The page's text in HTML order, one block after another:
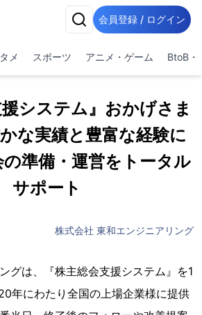
会員登録 / ログイン
メ スポーツ アニメ・ゲーム BtoB・
援システム』おかげさま
な実績と豊富な経験に
準備・運営をトータル
サポート
株式会社 東和エンジニアリング
グは、『株主総会支援システム』を1
年にわたり全国の上場企業様に提供